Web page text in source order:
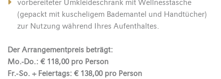
vorbereiteter Umkleideschrank mit Wellnesstasche
(gepackt mit kuscheligem Bademantel und Handtücher)
zur Nutzung während Ihres Aufenthaltes.
Der Arrangementpreis beträgt:
Mo.-Do.: € 118,00 pro Person
Fr.-So. + Feiertags: € 138,00 pro Person